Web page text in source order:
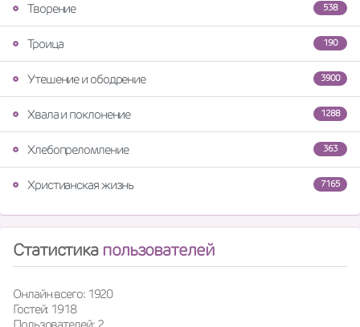
538
Творение
190
Троица
3900
Утешение и ободрение
1288
Хвала и поклонение
363
Хлебопреломление
7165
Христианская жизнь
Статистика пользователей
Онлайн всего: 1920
Гостей: 1918